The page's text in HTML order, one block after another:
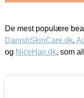
De mest populære
DanishSkinCare.dk,
og NiceHair.dk, som